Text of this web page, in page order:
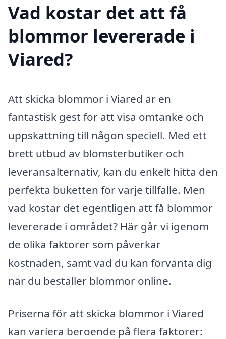
Vad kostar det att få
blommor levererade i
Viared?
Att skicka blommor i Viared är en
fantastisk gest för att visa omtanke och
uppskattning till någon speciell. Med ett
brett utbud av blomsterbutiker och
leveransalternativ, kan du enkelt hitta den
perfekta buketten för varje tillfälle. Men
vad kostar det egentligen att få blommor
levererade i området? Här går vi igenom
de olika faktorer som påverkar
kostnaden, samt vad du kan förvänta dig
när du beställer blommor online.
Priserna för att skicka blommor i Viared
kan variera beroende på flera faktorer: